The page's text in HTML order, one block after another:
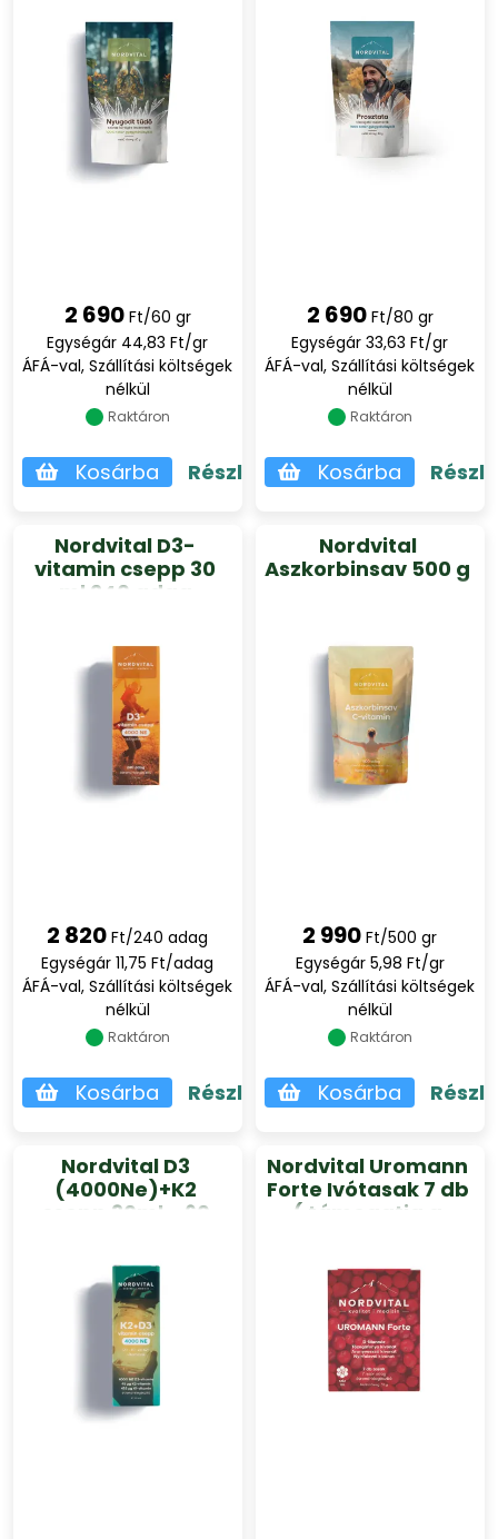
2 690 Ft/60 gr
Egységár 44,83 Ft/gr
ÁFÁ-val, Szállítási költségek
nélkül
Raktáron
Kosárba Részletek
2 690 Ft/80 gr
Egységár 33,63 Ft/gr
ÁFÁ-val, Szállítási költségek
nélkül
Raktáron
Kosárba
Nordvital D3-
vitamin csepp 30
ml 240 adag
2 820 Ft/240 adag
Egységár 11,75 Ft/adag
ÁFÁ-val, Szállítási költségek
nélkül
Raktáron
Kosárba Részletek
Nordvital
Aszkorbinsav 500 g
2 990 Ft/500 gr
Egységár 5,98 Ft/gr
ÁFÁ-val, Szállítási költségek
nélkül
Raktáron
Kosárba
Nordvital D3
(4000Ne)+K2
csepp 30ml - 60
Nordvital Uromann
Forte Ivótasak 7 db
( támogatja a